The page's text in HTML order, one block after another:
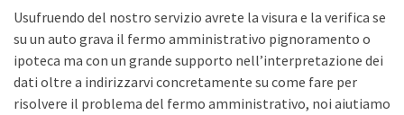
Usufruendo del nostro servizio avrete la visura e la verifica se
su un auto grava il fermo amministrativo pignoramento o
ipoteca ma con un grande supporto nell’interpretazione dei
dati oltre a indirizzarvi concretamente su come fare per
risolvere il problema del fermo amministrativo, noi aiutiamo